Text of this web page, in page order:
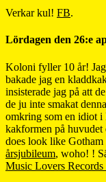
Verkar kul! FB.
Lördagen den 26:e
Koloni fyller 10 år!
bakade jag en
insisterade jag på att
de ju inte smakat
omkring som en idiot i
kakformen på huvudet
does look like Gotham
årsjubileum, woho! !
Music Lovers